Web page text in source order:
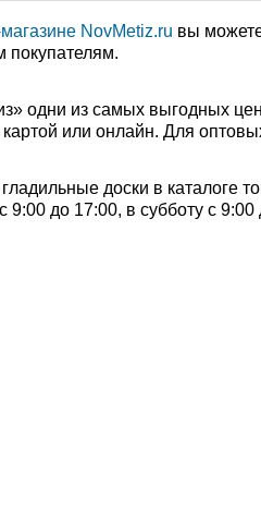
NovMetiz.ru вы
покупателям.
одни из самых выгодных
картой или онлайн. Для
доски в каталоге
9:00 до 17:00, в субботу с